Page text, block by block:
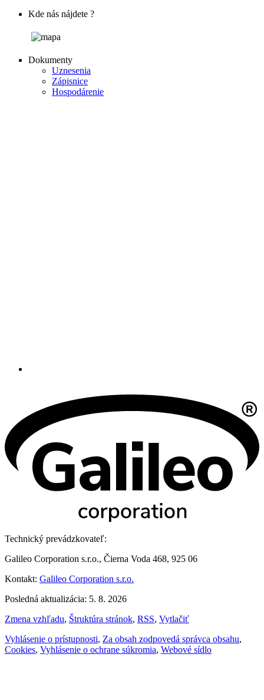
Kde nás nájdete ?
Dokumenty
Uznesenia
Zápisnice
Hospodárenie
Technický prevádzkovateľ:
Galileo Corporation s.r.o., Čierna Voda 468, 925 06
Kontakt: Galileo Corporation s.r.o.
Posledná aktualizácia: 5. 8. 2026
Zmena vzhľadu, Štruktúra stránok, RSS, Vytlačiť
Vyhlásenie o prístupnosti, Za obsah zodpovedá správca obsahu,
Cookies, Vyhlásenie o ochrane súkromia, Webové sídlo